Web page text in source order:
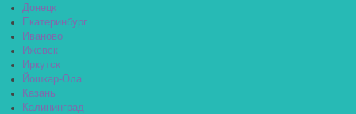
Донецк
Екатеринбург
Иваново
Ижевск
Иркутск
Йошкар-Ола
Казань
Калининград